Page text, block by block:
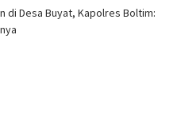
di Desa Buyat, Kapolres Boltim: